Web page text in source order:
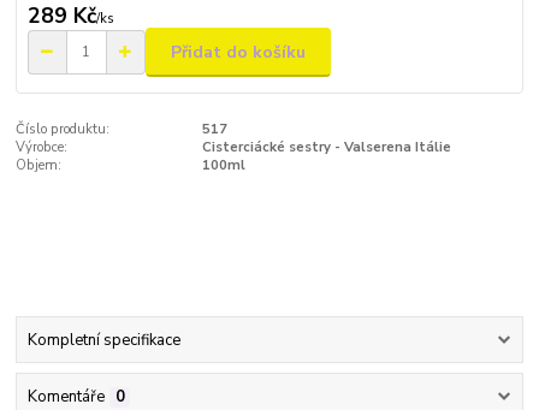
289 Kč/ks
Přidat do košíku
Číslo produktu:
517
Výrobce:
Cisterciácké sestry - Valserena Itálie
Objem:
100ml
Kompletní specifikace
Komentáře 0